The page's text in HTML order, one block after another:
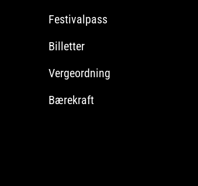
Festivalpass
Billetter
Vergeordning
Bærekraft